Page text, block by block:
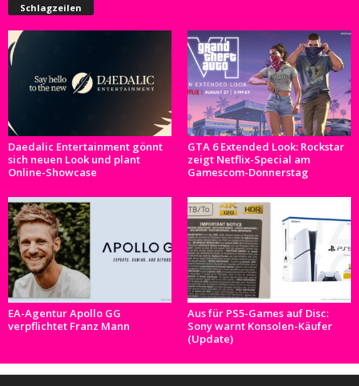
Schlagzeilen
Daedalic Entertainment gönnt
sich neuen Look und plant
Online-Showcase
GTA 6 Extended Look: Rockstar
zeigt Netflix-Special am
Gamescom-Donnerstag
EA-Agentur Apollo GG
verpflichtet Franz Mann
Aus für PS5-Games auf Disc:
Sony warnt Konsolen-Käufer
(Update)